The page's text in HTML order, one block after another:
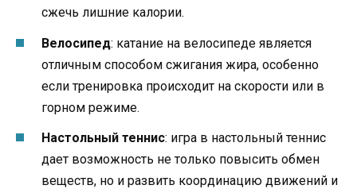
сжечь лишние калории.
Велосипед: катание на велосипеде является
отличным способом сжигания жира, особенно
если тренировка происходит на скорости или в
горном режиме.
Настольный теннис: игра в настольный теннис
дает возможность не только повысить обмен
веществ, но и развить координацию движений и